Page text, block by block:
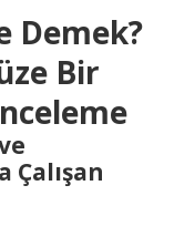
Demek?
Bir
Çalışan